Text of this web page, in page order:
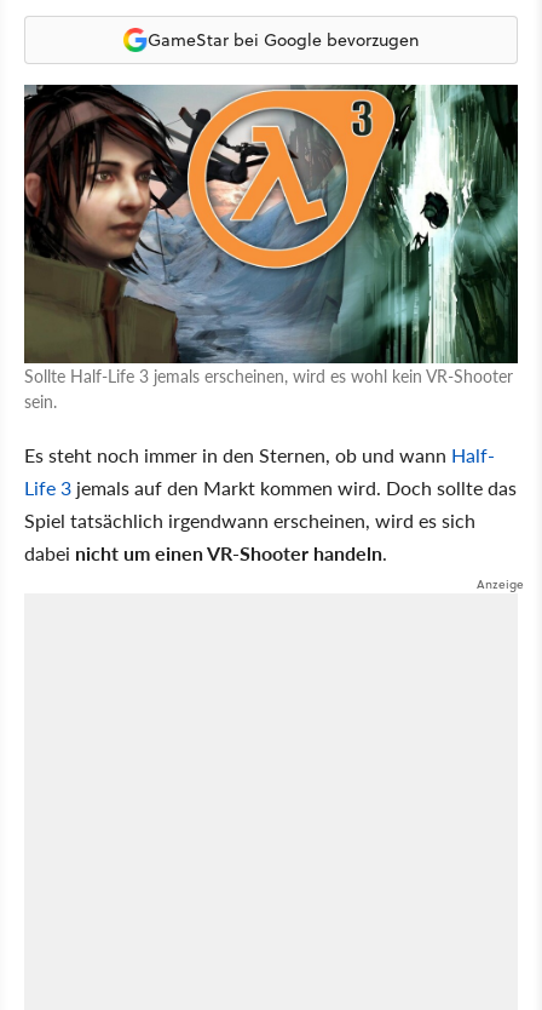
GameStar bei Google bevorzugen
Sollte Half-Life 3 jemals erscheinen, wird es wohl kein VR-Shooter
sein.
Es steht noch immer in den Sternen, ob und wann Half-
Life 3 jemals auf den Markt kommen wird. Doch sollte das
Spiel tatsächlich irgendwann erscheinen, wird es sich
dabei nicht um einen VR-Shooter handeln.